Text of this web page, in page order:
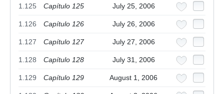
1.125 Capítulo 125 July 25, 2006
1.126 Capítulo 126 July 26, 2006
1.127 Capítulo 127 July 27, 2006
1.128 Capítulo 128 July 31, 2006
1.129 Capítulo 129 August 1, 2006